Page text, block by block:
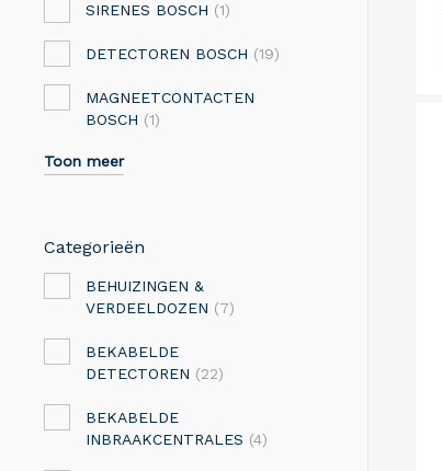
SIRENES BOSCH (1)
DETECTOREN BOSCH (19)
MAGNEETCONTACTEN
BOSCH (1)
Toon meer
Categorieën
BEHUIZINGEN &
VERDEELDOZEN (7)
BEKABELDE
DETECTOREN (22)
BEKABELDE
INBRAAKCENTRALES (4)